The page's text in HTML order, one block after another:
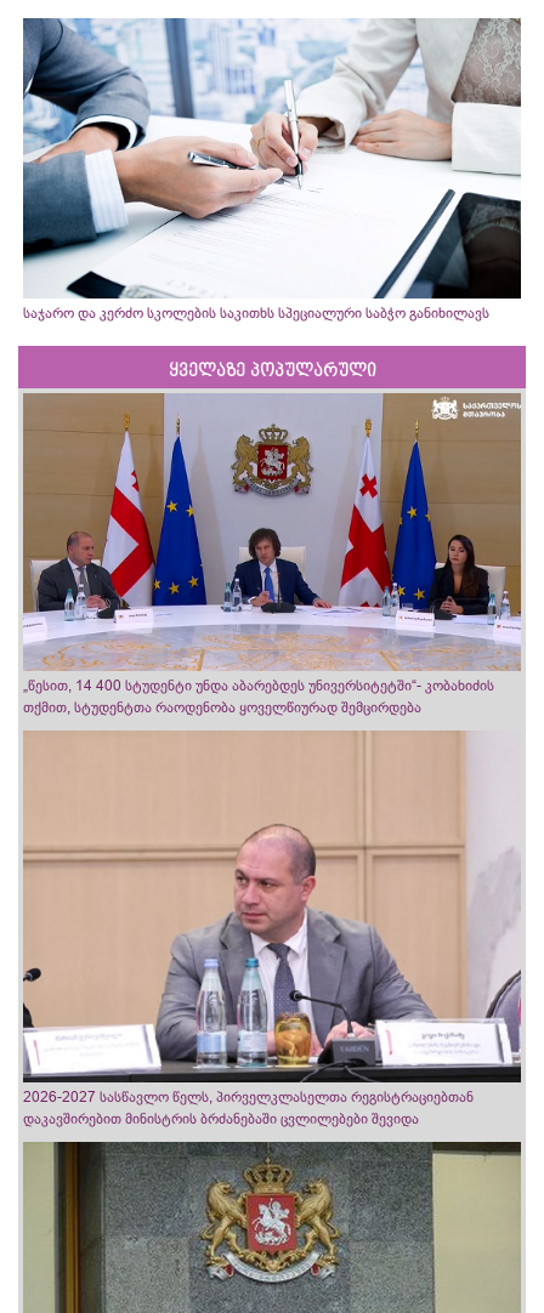
საჯარო და კერძო სკოლების საკითხს სპეციალური საბჭო განიხილავს
ყველაზე პოპულარული
„წესით, 14 400 სტუდენტი უნდა აბარებდეს უნივერსიტეტში“- კობახიძის
თქმით, სტუდენტთა რაოდენობა ყოველწიურად შემცირდება
2026-2027 სასწავლო წელს, პირველკლასელთა რეგისტრაციებთან
დაკავშირებით მინისტრის ბრძანებაში ცვლილებები შევიდა